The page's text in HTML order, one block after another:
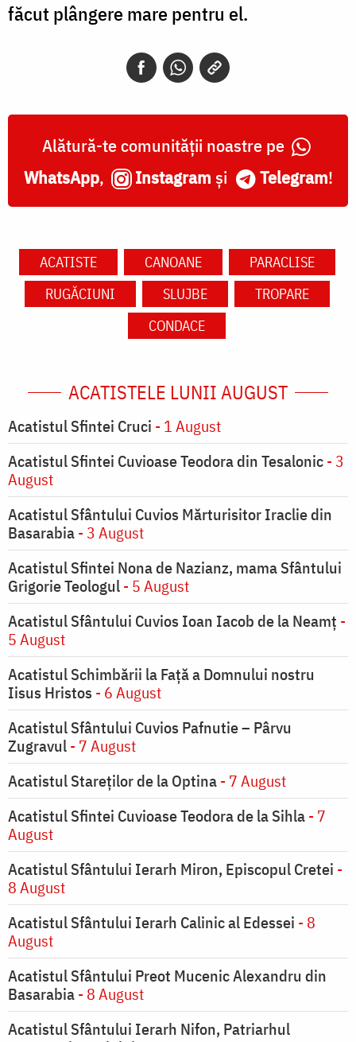
făcut plângere mare pentru el.
Alătură-te comunității noastre pe
WhatsApp, Instagram și Telegram!
ACATISTE CANOANE
PARACLISE
RUGĂCIUNI
SLUJBE
TROPARE
CONDACE
ACATISTELE LUNII AUGUST
Acatistul Sfintei Cruci - 1 August
Acatistul Sfintei Cuvioase Teodora din Tesalonic- 3
August
Acatistul Sfântului Cuvios Mărturisitor Iraclie din
Basarabia- 3 August
Acatistul Sfintei Nona de Nazianz, mama Sfântului
Grigorie Teologul- 5 August
Acatistul Sfântului Cuvios Ioan Iacob de la Neamț -
5 August
Acatistul Schimbării la Faţă a Domnului nostru
Iisus Hristos - 6 August
Acatistul Sfântului Cuvios Pafnutie – Pârvu
Zugravul- 7 August
Acatistul Stareţilor de la Optina- 7 August
Acatistul Sfintei Cuvioase Teodora de la Sihla- 7
August
Acatistul Sfântului Ierarh Miron, Episcopul Cretei -
8 August
Acatistul Sfântului Ierarh Calinic al Edessei - 8
August
Acatistul Sfântului Preot Mucenic Alexandru din
Basarabia- 8 August
Acatistul Sfântului Ierarh Nifon, Patriarhul